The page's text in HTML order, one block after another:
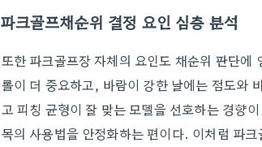
파크골프채순위 결정 요인 심층 분석
또한 파크골프장 자체의 요인도 채순위 판단
롤이 더 중요하고, 바람이 강한 날에는 점도와
고 피칭 균형이 잘 맞는 모델을 선호하는 경향
목의 사용법을 안정화하는 편이다. 이처럼 파